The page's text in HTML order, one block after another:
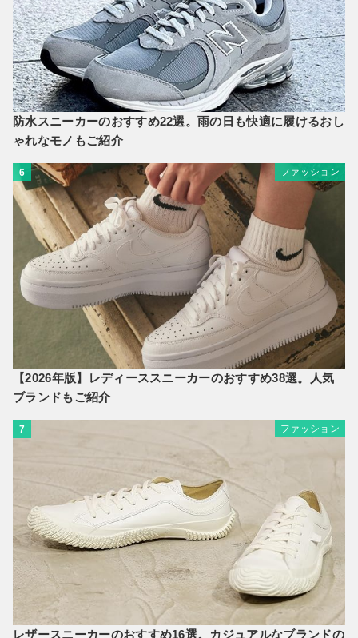
防水スニーカーのおすすめ22選。雨の日も快適に履けるおし
ゃれなモノもご紹介
6 ファッション
【2026年版】レディーススニーカーのおすすめ38選。人気
ブランドもご紹介
7 ファッション
レザースニーカーのおすすめ16選。カジュアルなブランドの